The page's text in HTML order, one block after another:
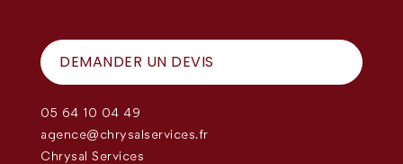
DEMANDER UN DEVIS
05 64 10 04 49
agence@chrysalservices.fr
Chrysal Services